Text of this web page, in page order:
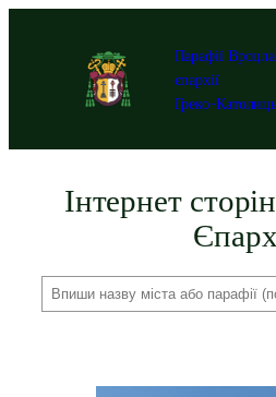
Парафії
єпархії
Греко-
Інтернет
Шукайте
на